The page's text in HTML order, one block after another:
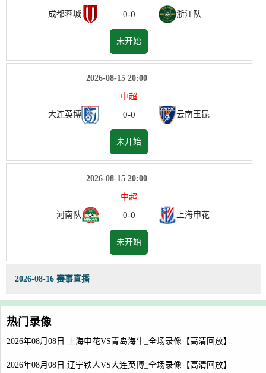
成都蓉城
0-0 浙江队
未开始
2026-08-15 20:00
中超
大连英博
0-0 云南玉昆
未开始
2026-08-15 20:00
中超
河南队
0-0 上海申花
未开始
2026-08-16 赛事直播
热门录像
2026年08月08日 上海申花VS青岛海牛_全场录像【高清回放】
2026年08月08日 辽宁铁人VS大连英博_全场录像【高清回放】